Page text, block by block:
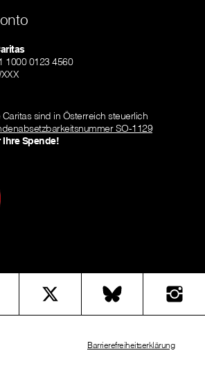
1000 0123 4560
sind in Österreich steuerlich
SO-1129
Spende!
Barrierefreiheitserklärung